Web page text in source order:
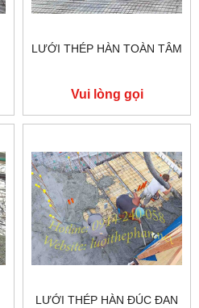
LƯỚI THÉP HÀN TOÀN TÂM
Vui lòng gọi
LƯỚI THÉP HÀN ĐÚC ĐAN